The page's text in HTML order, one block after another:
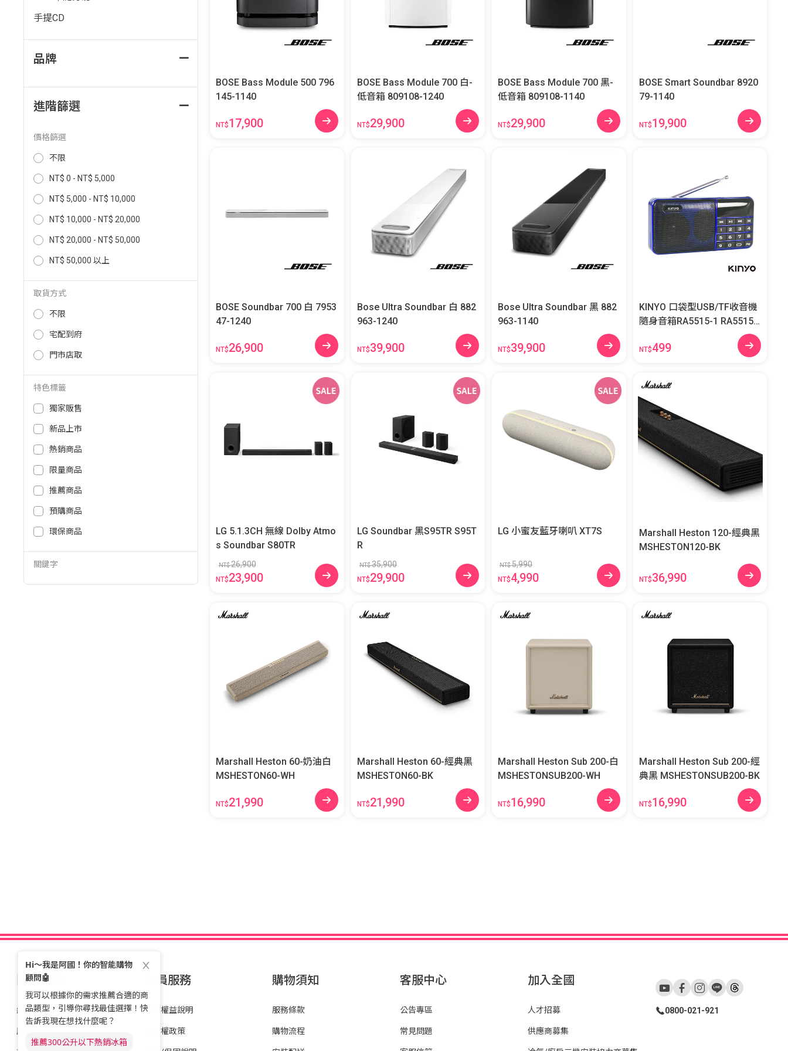
手提CD
品牌
進階篩選
價格篩選
不限
NT$ 0 - NT$ 5,000
NT$ 5,000 - NT$ 10,000
NT$ 10,000 - NT$ 20,000
NT$ 20,000 - NT$ 50,000
NT$ 50,000 以上
取貨方式
不限
宅配到府
門市店取
特色標籤
獨家販售
新品上市
熱銷商品
限量商品
推薦商品
預購商品
環保商品
關鍵字
BOSE Bass Module 500 796
145-1140
NT$17,900
BOSE Bass Module 700 白-
低音箱 809108-1240
NT$29,900
BOSE Bass Module 700 黑-
低音箱 809108-1140
NT$29,900
BOSE Smart Soundbar 8920
79-1140
NT$19,900
BOSE Soundbar 700 白 7953
47-1240
NT$26,900
Bose Ultra Soundbar 白 882
963-1240
NT$39,900
Bose Ultra Soundbar 黑 882
963-1140
NT$39,900
KINYO 口袋型USB/TF收音機
隨身音箱RA5515-1 RA5515-
NT$499
LG 5.1.3CH 無線 Dolby Atmo
s Soundbar S80TR
NT$26,900
NT$23,900
LG Soundbar 黑S95TR S95T
R
NT$35,900
NT$29,900
LG 小蜜友藍牙喇叭 XT7S
NT$5,990
NT$4,990
Marshall Heston 120-經典黑
MSHESTON120-BK
NT$36,990
Marshall Heston 60-奶油白
MSHESTON60-WH
NT$21,990
Marshall Heston 60-經典黑
MSHESTON60-BK
NT$21,990
Marshall Heston Sub 200-白
MSHESTONSUB200-WH
NT$16,990
Marshall Heston Sub 200-經
典黑 MSHESTONSUB200-BK
NT$16,990
關於全國
經營理念
歷史沿革
會員服務
會員權益說明
隱私權政策
購物須知
服務條款
購物流程
客服中心
公告專區
常見問題
加入全國
人才招募
供應商募集
0800-021-921